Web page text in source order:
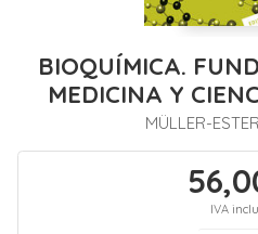
BIOQUÍMICA.
MEDICINA Y
MÜLLER-
IVA